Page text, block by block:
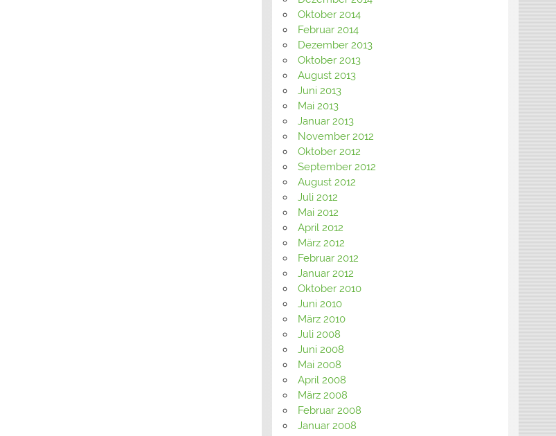
Oktober 2014
Februar 2014
Dezember 2013
Oktober 2013
August 2013
Juni 2013
Mai 2013
Januar 2013
November 2012
Oktober 2012
September 2012
August 2012
Juli 2012
Mai 2012
April 2012
März 2012
Februar 2012
Januar 2012
Oktober 2010
Juni 2010
März 2010
Juli 2008
Juni 2008
Mai 2008
April 2008
März 2008
Februar 2008
Januar 2008